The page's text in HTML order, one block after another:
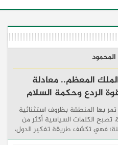
المعظم.. معادلة
الردع وحكمة السلام
بها المنطقة بظروف استثنائية
تصبح الكلمات السياسية أكثر من
فهي تكشف طريقة تفكير الدول،
والحدود التي تفصل بين القوة